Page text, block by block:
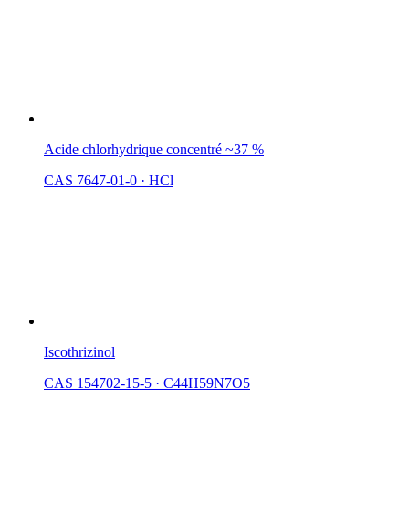
Acide chlorhydrique concentré ~37 %
CAS 7647-01-0 · HCl
Iscothrizinol
CAS 154702-15-5 · C44H59N7O5